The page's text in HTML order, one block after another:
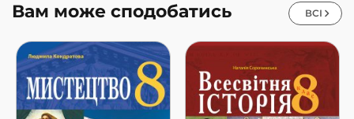
Вам може сподобатись ВСІ